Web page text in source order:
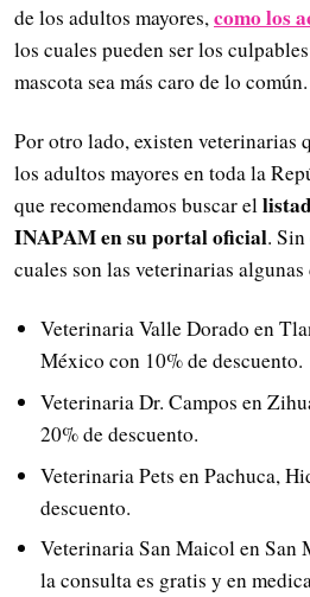
de los adultos mayores, como los
los cuales pueden ser los
mascota sea más caro de lo común.
Por otro lado, existen veterinarias
los adultos mayores en toda la
que recomendamos buscar el
INAPAM en su portal oficial.
cuales son las veterinarias algunas
Veterinaria Valle Dorado en
México con 10% de descuento.
Veterinaria Dr. Campos en
20% de descuento.
Veterinaria Pets en Pachuca,
descuento.
Veterinaria San Maicol en
la consulta es gratis y en